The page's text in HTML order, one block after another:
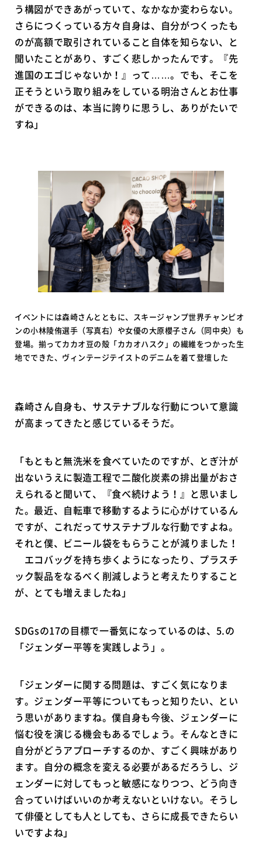
う構図ができあがっていて、なかなか変わらない。
さらにつくっている方々自身は、自分がつくったも
のが高額で取引されていること自体を知らない、と
聞いたことがあり、すごく悲しかったんです。『先
進国のエゴじゃないか！』って……。でも、そこを
正そうという取り組みをしている明治さんとお仕事
ができるのは、本当に誇りに思うし、ありがたいで
すね」
イベントには森崎さんとともに、スキージャンプ世界チャンピオ
ンの小林陵侑選手（写真右）や女優の大原櫻子さん（同中央）も
登場。揃ってカカオ豆の殻「カカオハスク」の繊維をつかった生
地でできた、ヴィンテージテイストのデニムを着て登壇した
森崎さん自身も、サステナブルな行動について意識
が高まってきたと感じているそうだ。
「もともと無洗米を食べていたのですが、とぎ汁が
出ないうえに製造工程で二酸化炭素の排出量がおさ
えられると聞いて、『食べ続けよう！』と思いまし
た。最近、自転車で移動するように心がけているん
ですが、これだってサステナブルな行動ですよね。
それと僕、ビニール袋をもらうことが減りました！
エコバッグを持ち歩くようになったり、プラスチ
ック製品をなるべく削減しようと考えたりすること
が、とても増えましたね」
SDGsの17の目標で一番気になっているのは、5.の
「ジェンダー平等を実践しよう」。
「ジェンダーに関する問題は、すごく気になりま
す。ジェンダー平等についてもっと知りたい、とい
う思いがありますね。僕自身も今後、ジェンダーに
悩む役を演じる機会もあるでしょう。そんなときに
自分がどうアプローチするのか、すごく興味があり
ます。自分の概念を変える必要があるだろうし、ジ
ェンダーに対してもっと敏感になりつつ、どう向き
合っていけばいいのか考えないといけない。そうし
て俳優としても人としても、さらに成長できたらい
いですよね」